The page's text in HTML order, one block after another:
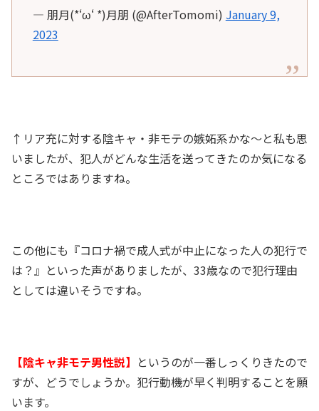
— 朋月(*‘ω‘ *)月朋 (@AfterTomomi) January 9,
2023
↑リア充に対する陰キャ・非モテの嫉妬系かな〜と私も思
いましたが、犯人がどんな生活を送ってきたのか気になる
ところではありますね。
この他にも『コロナ禍で成人式が中止になった人の犯行で
は？』といった声がありましたが、33歳なので犯行理由
としては違いそうですね。
【陰キャ非モテ男性説】 というのが一番しっくりきたので
すが、どうでしょうか。犯行動機が早く判明することを願
います。